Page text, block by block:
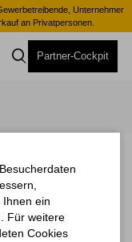
Unternehmer
an Privatpersonen.
Partner-Cockpit
ein
Für weitere
Cookies